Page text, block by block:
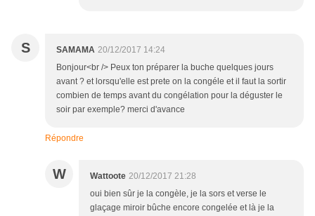
S SAMAMA 20/12/2017 14:24
Bonjour<br /> Peux ton préparer la buche quelques jours
avant ? et lorsqu'elle est prete on la congéle et il faut la sortir
combien de temps avant du congélation pour la déguster le
soir par exemple? merci d'avance
Répondre
W Wattoote 20/12/2017 21:28
oui bien sûr je la congèle, je la sors et verse le
glaçage miroir bûche encore congelée et là je la